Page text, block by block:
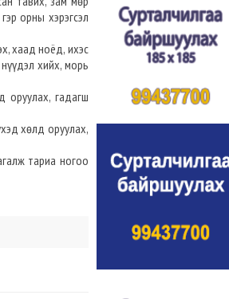
орны хэрэгсэл
хаад ноёд, ихэс
хийх, морь
оруулах, гадагш
хөлд оруулах,
тариа ногоо